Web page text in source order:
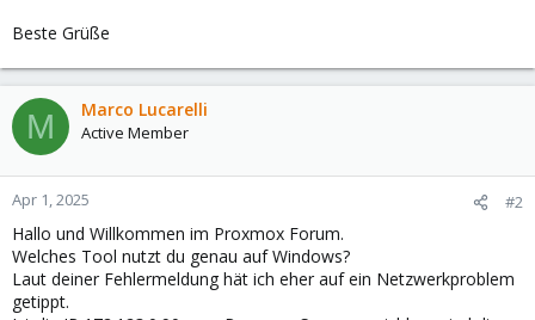
Beste Grüße
M Marco Lucarelli
Active Member
Apr 1, 2025 #2
Hallo und Willkommen im Proxmox Forum.
Welches Tool nutzt du genau auf Windows?
Laut deiner Fehlermeldung hät ich eher auf ein Netzwerkproblem
getippt.